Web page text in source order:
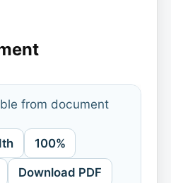
from document
100%
Download PDF